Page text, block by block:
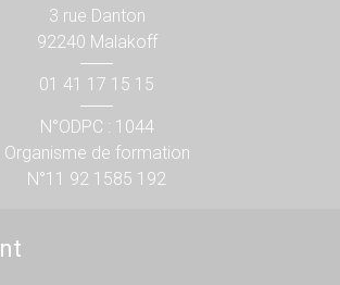
3 rue Danton
92240 Malakoff
01 41 17 15 15
N°ODPC : 1044
Organisme de formation
N°11 92 1585 192